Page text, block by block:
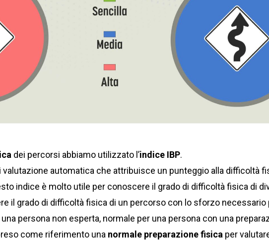
dei percorsi abbiamo utilizzato l’indice IBP.
valutazione automatica che attribuisce un punteggio alla difficoltà
indice è molto utile per conoscere il grado di difficoltà fisica di
il grado di difficoltà fisica di un percorso con lo sforzo necessario
persona non esperta, normale per una persona con una
come riferimento una normale preparazione fisica per